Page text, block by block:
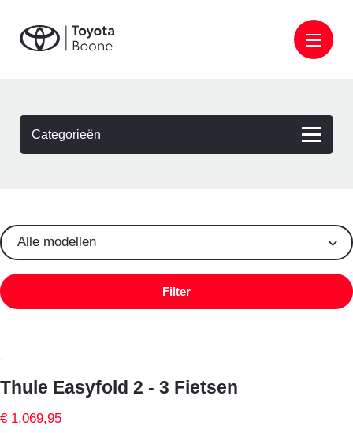
Categorieën
Thule Easyfold 2 - 3 Fietsen
€ 1.069,95